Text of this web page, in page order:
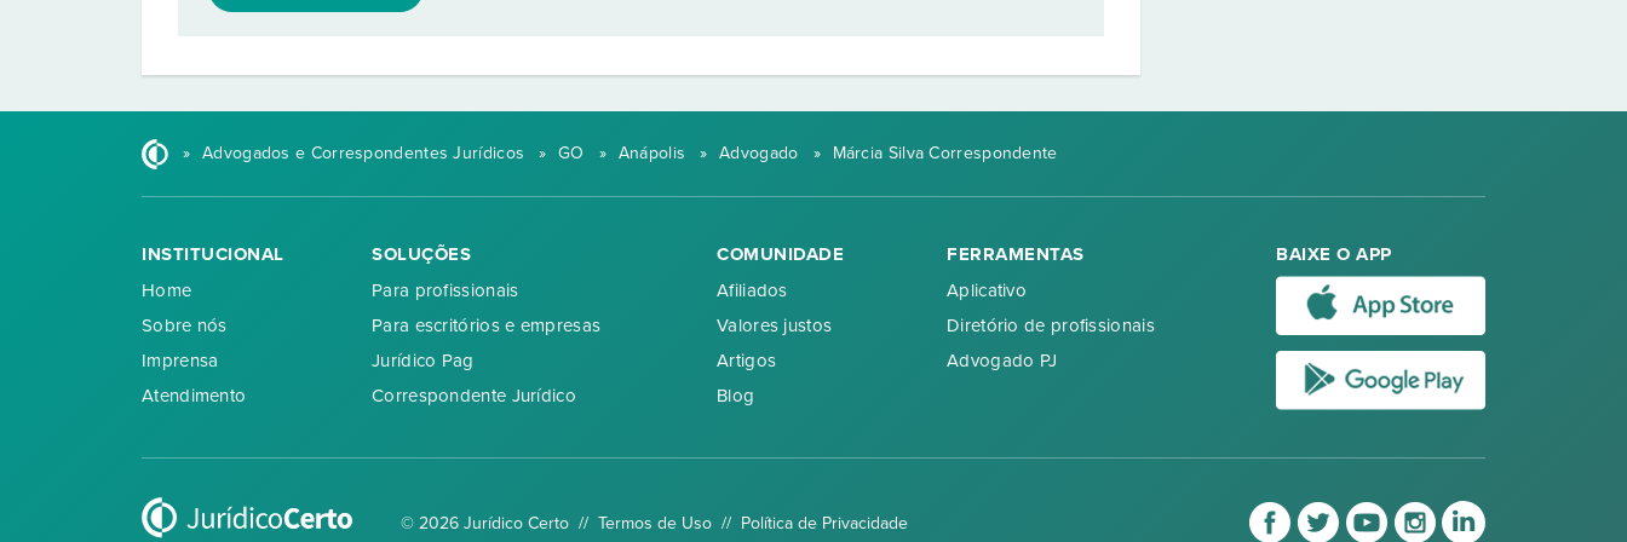
» Advogados e Correspondentes Jurídicos » GO » Anápolis » Advogado » Márcia Silva Correspondente
INSTITUCIONAL
Home
Sobre nós
Imprensa
Atendimento
SOLUÇÕES
Para profissionais
Para escritórios e empresas
Jurídico Pag
Correspondente Jurídico
COMUNIDADE
Afiliados
Valores justos
Artigos
Blog
FERRAMENTAS
Aplicativo
Diretório de profissionais
Advogado PJ
BAIXE O APP
© 2026 Jurídico Certo // Termos de Uso// Política de Privacidade